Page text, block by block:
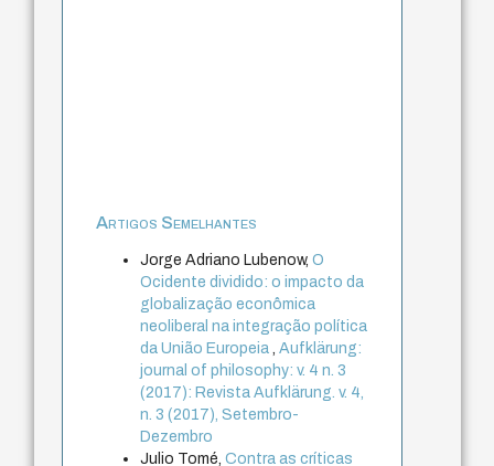
Artigos Semelhantes
Jorge Adriano Lubenow,O
Ocidente dividido: o impacto da
globalização econômica
neoliberal na integração política
da União Europeia,Aufklärung:
journal of philosophy: v. 4 n. 3
(2017): Revista Aufklärung. v. 4,
n. 3 (2017), Setembro-
Dezembro
Julio Tomé,Contra as críticas